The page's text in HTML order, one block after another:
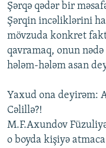
Şərqə qədər bir
Şərqin incəliklərini
mövzuda konkret
qavramaq, onun
hələm-hələm asan
Yaxud ona deyirəm:
Cəlillə?!
M.F.Axundov
o boyda kişiyə